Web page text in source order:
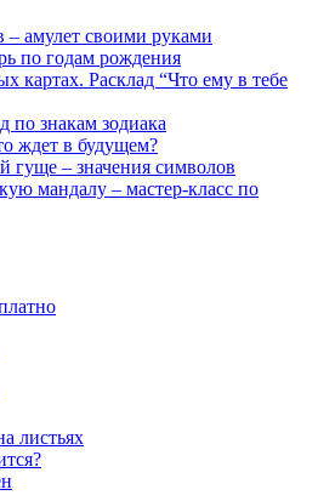
амулет своими руками
по годам рождения
картах. Расклад “Что ему в тебе
по знакам зодиака
ждет в будущем?
гуще – значения символов
мандалу – мастер-класс по
листьях